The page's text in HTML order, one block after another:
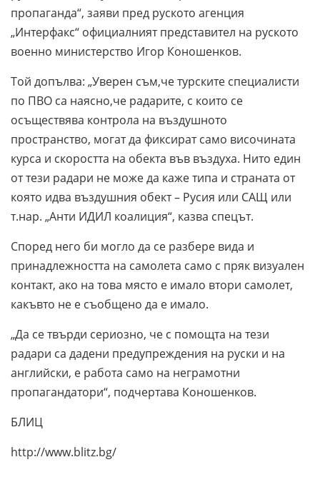
пропаганда“, заяви пред руското агенция
„Интерфакс“ официалният представител на руското
военно министерство Игор Коношенков.
Той допълва: „Уверен съм,че турските специалисти
по ПВО са наясно,че радарите, с които се
осъществява контрола на въздушното
пространство, могат да фиксират само височината
курса и скоростта на обекта във въздуха. Нито един
от тези радари не може да каже типа и страната от
която идва въздушния обект – Русия или САЩ или
т.нар. „Анти ИДИЛ коалиция“, казва спецът.
Според него би могло да се разбере вида и
принадлежността на самолета само с пряк визуален
контакт, ако на това място е имало втори самолет,
какъвто не е съобщено да е имало.
„Да се твърди сериозно, че с помощта на тези
радари са дадени предупреждения на руски и на
английски, е работа само на неграмотни
пропагандатори“, подчертава Коношенков.
БЛИЦ
http://www.blitz.bg/